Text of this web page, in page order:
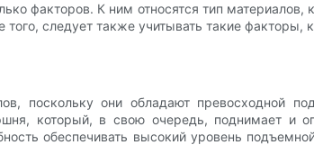
факторов. К ним относятся тип материалов,
следует также учитывать такие факторы,
поскольку они обладают превосходной
который, в свою очередь, поднимает и
обеспечивать высокий уровень